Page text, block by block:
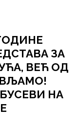
ЗА
ВЕЋ ОД
НА